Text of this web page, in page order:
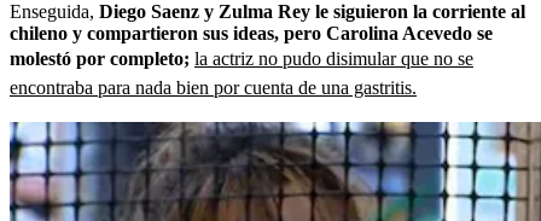
Enseguida, Diego Saenz y Zulma Rey le siguieron la corriente al
chileno y compartieron sus ideas, pero Carolina Acevedo se
molestó por completo; la actriz no pudo disimular que no se
encontraba para nada bien por cuenta de una gastritis.